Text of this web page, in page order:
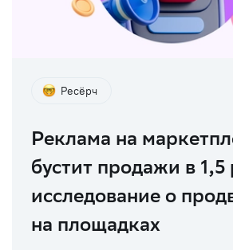
Ресёрч
Реклама на
бустит продажи в 1,5
исследование о
на площадках